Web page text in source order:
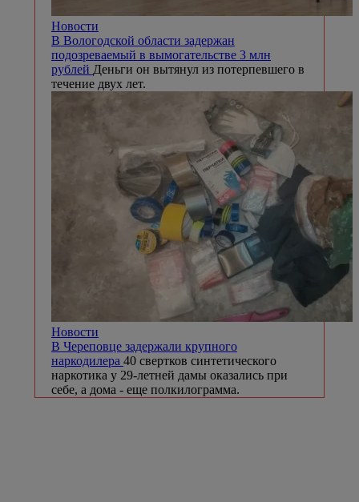
Новости
В Вологодской области задержан
подозреваемый в вымогательстве 3 млн
рублей Деньги он вытянул из потерпевшего в
течение двух лет.
Новости
В Череповце задержали крупного
наркодилера 40 свертков синтетического
наркотика у 29-летней дамы оказались при
себе, а дома - еще полкилограмма.